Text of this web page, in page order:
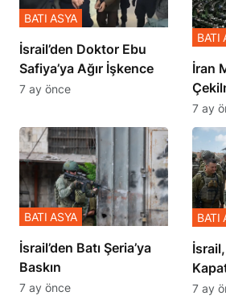
İsrail’den Doktor Ebu
Safiya’ya Ağır İşkence
BATI ASYA
7 ay önce
İran
BATI
7 ay
​​​​​​​İsrail’den Batı Şeria’ya
Baskın
BATI ASYA
7 ay önce
İsrail,
BATI
7 ay